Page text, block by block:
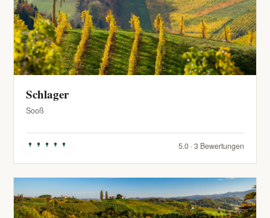
Schlager
Sooß
5.0 · 3 Bewertungen